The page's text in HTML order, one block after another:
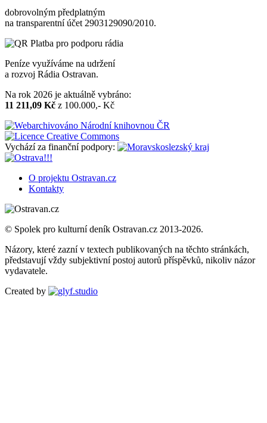
dobrovolným předplatným
na transparentní účet 2903129090/2010.
Peníze využíváme na udržení
a rozvoj Rádia Ostravan.
Na rok 2026 je aktuálně vybráno:
11 211,09 Kč z 100.000,- Kč
Vychází za finanční podpory:
O projektu Ostravan.cz
Kontakty
© Spolek pro kulturní deník Ostravan.cz 2013-2026.
Názory, které zazní v textech publikovaných na těchto stránkách,
představují vždy subjektivní postoj autorů příspěvků, nikoliv názor
vydavatele.
Created by